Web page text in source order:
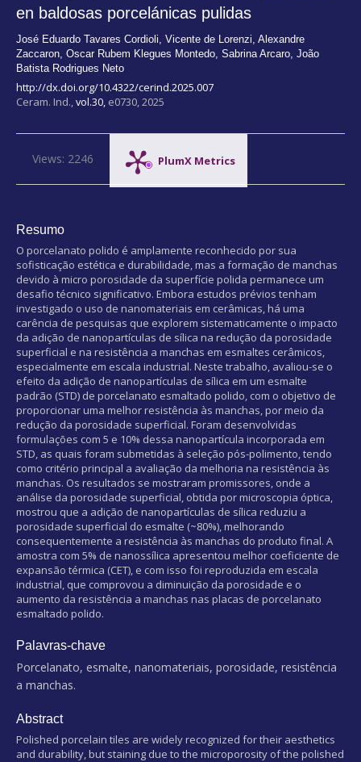
en baldosas porcelánicas pulidas
José Eduardo Tavares Cordioli Vicente de Lorenzi Alexandre
Zaccaron Oscar Rubem Klegues Montedo Sabrina Arcaro João
Batista Rodrigues Neto
http://dx.doi.org/10.4322/cerind.2025.007
Ceram. Ind.,vol.30, e0730, 2025
PlumX Metrics
Views: 2246
Resumo
O porcelanato polido é amplamente reconhecido por sua
sofisticação estética e durabilidade, mas a formação de manchas
devido à micro porosidade da superfície polida permanece um
desafio técnico significativo. Embora estudos prévios tenham
investigado o uso de nanomateriais em cerâmicas, há uma
carência de pesquisas que explorem sistematicamente o impacto
da adição de nanopartículas de sílica na redução da porosidade
superficial e na resistência a manchas em esmaltes cerâmicos,
especialmente em escala industrial. Neste trabalho, avaliou-se o
efeito da adição de nanopartículas de sílica em um esmalte
padrão (STD) de porcelanato esmaltado polido, com o objetivo de
proporcionar uma melhor resistência às manchas, por meio da
redução da porosidade superficial. Foram desenvolvidas
formulações com 5 e 10% dessa nanopartícula incorporada em
STD, as quais foram submetidas à seleção pós-polimento, tendo
como critério principal a avaliação da melhoria na resistência às
manchas. Os resultados se mostraram promissores, onde a
análise da porosidade superficial, obtida por microscopia óptica,
mostrou que a adição de nanopartículas de sílica reduziu a
porosidade superficial do esmalte (~80%), melhorando
consequentemente a resistência às manchas do produto final. A
amostra com 5% de nanossílica apresentou melhor coeficiente de
expansão térmica (CET), e com isso foi reproduzida em escala
industrial, que comprovou a diminuição da porosidade e o
aumento da resistência a manchas nas placas de porcelanato
esmaltado polido.
Palavras-chave
Porcelanato, esmalte, nanomateriais, porosidade, resistência
a manchas.
Abstract
Polished porcelain tiles are widely recognized for their aesthetics
and durability, but staining due to the microporosity of the polished